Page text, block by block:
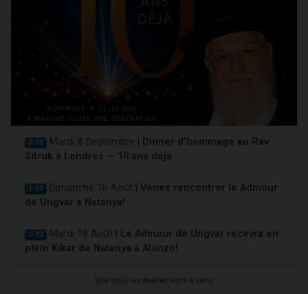
J-33 Mardi 8 Septembre |
Dinner d'hommage au Rav
Sitruk à Londres — 10 ans déjà
J-10 Dimanche 16 Août | Venez rencontrer le Admour
de Ungvar à Natanya!
J-12 Mardi 18 Août |
Le Admour de Ungvar recevra en
plein Kikar de Natanya à Alonzo!
Voir tous les événements à venir